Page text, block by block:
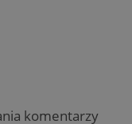
komentarzy